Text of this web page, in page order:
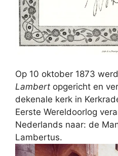
Op 10 oktober 1873
Lambert opgericht en
dekenale kerk in
Eerste Wereldoorlog
Nederlands naar: de
Lambertus.